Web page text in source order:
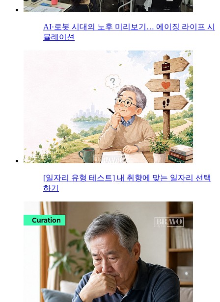
AI·로봇 시대의 노후 미리보기… 에이징 라이프 시
뮬레이션
[일자리 유형 테스트] 내 취향에 맞는 일자리 선택
하기